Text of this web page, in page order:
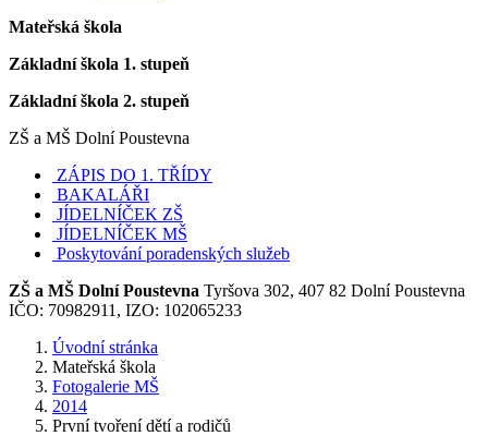
Mateřská škola
Základní škola 1. stupeň
Základní škola 2. stupeň
ZŠ a MŠ Dolní Poustevna
ZÁPIS DO 1. TŘÍDY
BAKALÁŘI
JÍDELNÍČEK ZŠ
JÍDELNÍČEK MŠ
Poskytování poradenských služeb
ZŠ a MŠ Dolní Poustevna Tyršova 302, 407 82 Dolní Poustevna
IČO: 70982911, IZO: 102065233
Úvodní stránka
Mateřská škola
Fotogalerie MŠ
2014
První tvoření dětí a rodičů